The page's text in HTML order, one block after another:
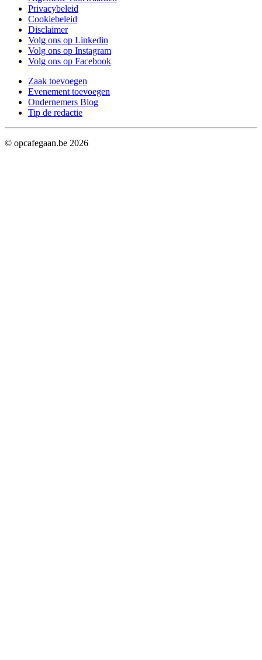
Privacybeleid
Cookiebeleid
Disclaimer
Volg ons op Linkedin
Volg ons op Instagram
Volg ons op Facebook
Zaak toevoegen
Evenement toevoegen
Ondernemers Blog
Tip de redactie
© opcafegaan.be 2026